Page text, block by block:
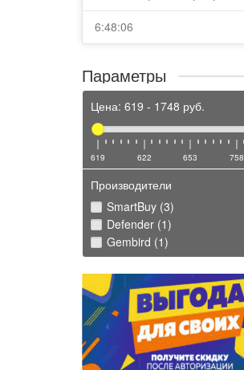
6:48:06
Параметры
Цена: 619 - 1748 руб.
619 622 653 758
Производители
SmartBuy (3)
Defender (1)
Gembird (1)